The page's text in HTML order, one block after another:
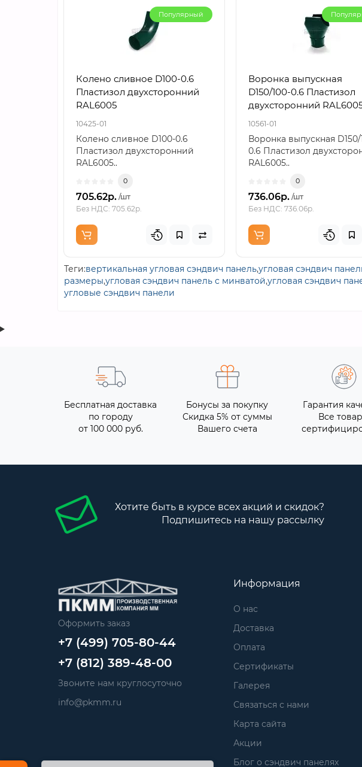
Популярный
Колено сливное D100-0.6
Пластизол двухсторонний
RAL6005
10425-01
Колено сливное D100-0.6
Пластизол двухсторонний
RAL6005..
0
705.62р. /шт
Без НДС: 705.62р.
Воронка выпускная
D150/100-0.6 Пластизол
двухсторонний
10561-01
Воронка выпускная D150/
0.6 Пластизол
RAL6005..
0
736.06р. /шт
Без НДС: 736.06р.
Теги:вертикальная угловая сэндвич панель,угловая сэндвич
размеры,угловая сэндвич панель с минватой,угловая сэндвич
угловые сэндвич панели
Бесплатная доставка
по городу
от 100 000 руб.
Бонусы за покупку
Скидка 5% от суммы
Вашего счета
Гарантия
Все
Хотите быть в курсе всех акций и скидок?
Подпишитесь на нашу рассылку
Оформить заказ
+7 (499) 705-80-44
+7 (812) 389-48-00
Звоните нам круглосуточно
info@pkmm.ru
Информация
О нас
Доставка
Оплата
Сертификаты
Галерея
Связаться с нами
Карта сайта
Акции
Блог о сэндвич панелях